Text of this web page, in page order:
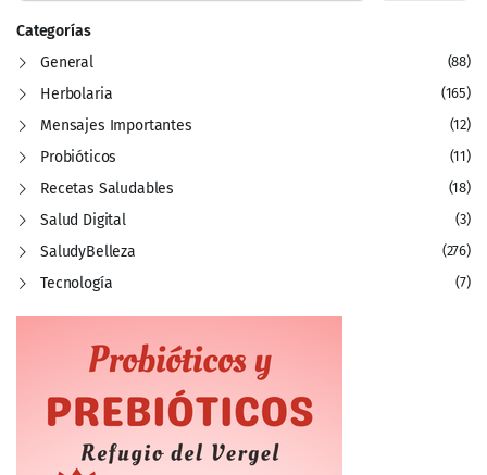
Categorías
General
(88)
Herbolaria (165)
Mensajes Importantes (12)
Probióticos (11)
Recetas Saludables (18)
Salud Digital (3)
SaludyBelleza (276)
Tecnología (7)